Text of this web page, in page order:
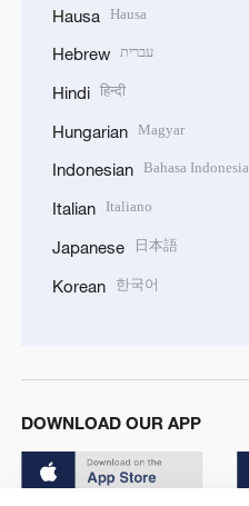
Hausa Hausa
Hebrew עברית
Hindi हिन्दी
Hungarian Magyar
Indonesian Bahasa Indonesia
Italian Italiano
Japanese 日本語
Korean 한국어
DOWNLOAD OUR APP